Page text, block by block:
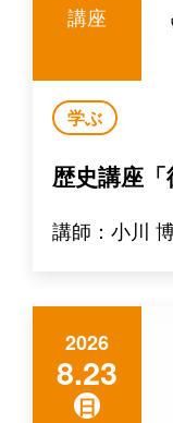
講座
学ぶ
歴史講座「
講師：小川
2026
8.23
日